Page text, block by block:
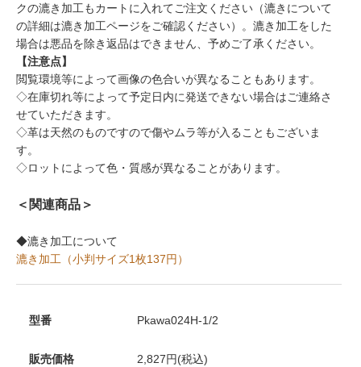
クの漉き加工もカートに入れてご注文ください（漉きについて
の詳細は漉き加工ページをご確認ください）。漉き加工をした
場合は悪品を除き返品はできません、予めご了承ください。
【注意点】
閲覧環境等によって画像の色合いが異なることもあります。
◇在庫切れ等によって予定日内に発送できない場合はご連絡さ
せていただきます。
◇革は天然のものですので傷やムラ等が入ることもございま
す。
◇ロットによって色・質感が異なることがあります。
＜関連商品＞
◆漉き加工について
漉き加工（小判サイズ1枚137円）
型番 Pkawa024H-1/2
販売価格 2,827円(税込)